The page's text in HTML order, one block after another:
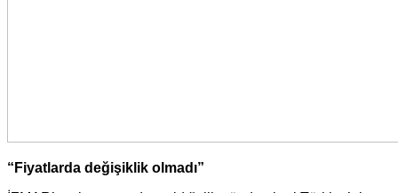
“Fiyatlarda değişiklik olmadı”